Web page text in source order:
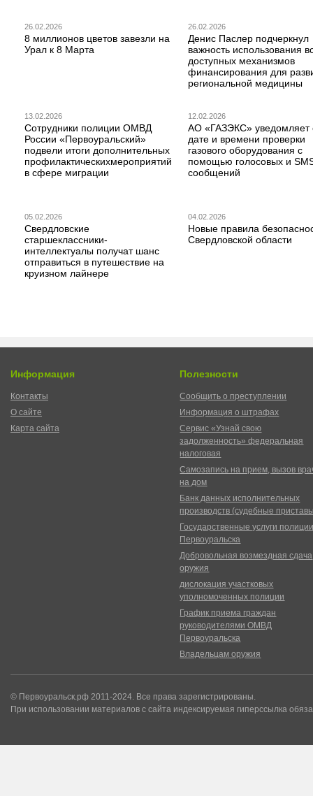
26.02.2026
8 миллионов цветов завезли на
Урал к 8 Марта
26.02.2026
Денис Паслер подчеркнул
важность использования
доступных механизмов
финансирования для
региональной медицины
13.02.2026
Сотрудники полиции ОМВД
России «Первоуральский»
подвели итоги дополнительных
профилактическихмероприятий
в сфере миграции
12.02.2026
АО «ГАЗЭКС» уведомляет
дате и времени проверки
газового оборудования с
помощью голосовых и
сообщений
05.02.2026
Свердловские
старшеклассники-
интеллектуалы получат шанс
отправиться в путешествие на
круизном лайнере
04.02.2026
Новые правила
Свердловской области
Информация
Контакты
О сайте
Карта сайта
Полезности
Сообщить о преступлении
Информация о штрафах
Сервис «Узнай свою
задолженность» федеральная
налоговая
Самозапись на прием, вызов
на дом
Банк данных исполнительных
производств (судебные
Государственные услуги
Первоуральска
Добровольная возмездная сдача
оружия
дислокация участковых
уполномоченных полиции
График приема граждан
руководителями ОМВД
Первоуральска
Владельцам оружия
© Первоуральск.рф 2011-2024. Все права зарегистрированы.
При использовании материалов с сайта индексируемая гиперссылка